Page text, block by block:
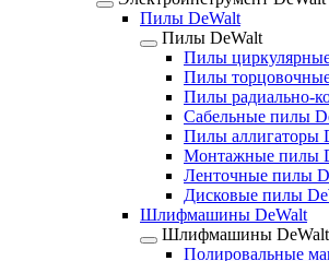
Пилы DeWalt
Пилы DeWalt
Пилы
Пилы
Пилы радиально-
Сабельные пилы
Пилы аллигаторы
Монтажные пилы
Ленточные пилы
Дисковые пилы
Шлифмашины DeWalt
Шлифмашины DeWalt
Полировальные